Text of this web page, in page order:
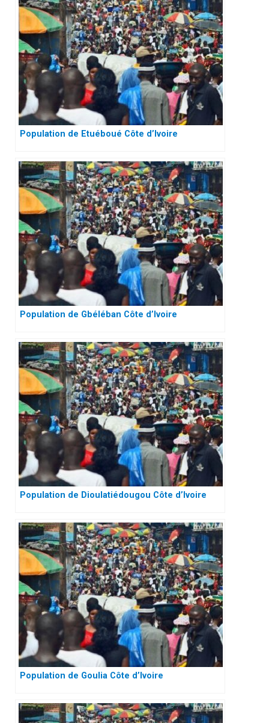
Population de Etuéboué Côte d’Ivoire
Population de Gbéléban Côte d’Ivoire
Population de Dioulatiédougou Côte d’Ivoire
Population de Goulia Côte d’Ivoire